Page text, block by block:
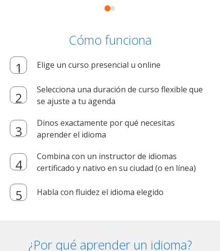
Cómo funciona
Elige un curso presencial u online
Selecciona una duración de curso flexible que
se ajuste a tu agenda
Dinos exactamente por qué necesitas
aprender el idioma
Combina con un instructor de idiomas
certificado y nativo en su ciudad (o en línea)
Habla con fluidez el idioma elegido
¿Por qué aprender un idioma?